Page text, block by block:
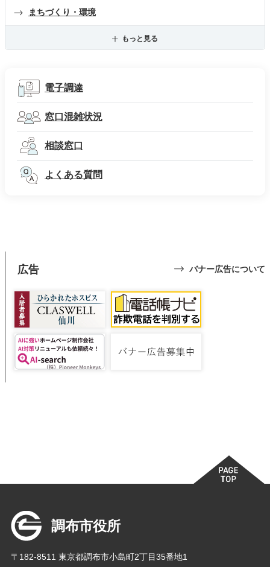
まちづくり・環境
もっと見る
電子調達
窓口混雑状況
相談窓口
よくある質問
広告 バナー広告について
調布市役所
〒182-8511 東京都調布市小島町2丁目35番地1